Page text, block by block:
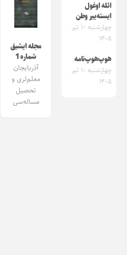
ائله اوغول
ایسته‌ییر وطن
چهارشنبه ۱۰ تیر
۱۴۰۵
هوپ‌هوپ‌نامه
چهارشنبه ۱۰ تیر
۱۴۰۵
مجله ایشیق
شماره 1
آذربایجان
معلم‌لری و
تحصیل
مساله‌سی